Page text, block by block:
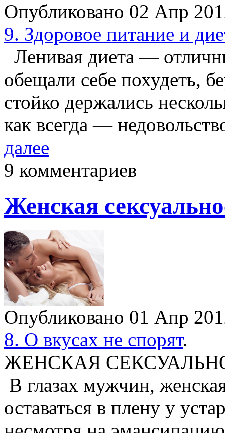
Опубликовано 02 Апр
9. Здоровое питание и
Ленивая диета —
обещали себе похудеть,
стойко держались
как всегда —
далее
9 комментариев
Женская
Опубликовано 01 Апр
8. О вкусах не спорят.
ЖЕНСКАЯ
В глазах мужчин,
оставаться в плену у